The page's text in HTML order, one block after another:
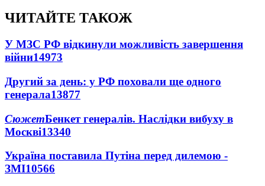
ЧИТАЙТЕ ТАКОЖ
У МЗС РФ відкинули можливість завершення
війни14973
Другий за день: у РФ поховали ще одного
генерала13877
СюжетБенкет генералів. Наслідки вибуху в
Москві13340
Україна поставила Путіна перед дилемою -
ЗМІ10566